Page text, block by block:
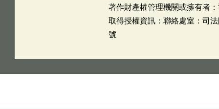
著作財產權管理機關或擁有者
取得授權資訊：聯絡處室：司
號